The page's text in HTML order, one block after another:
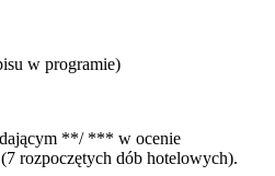
w programie)
**/ *** w ocenie
rozpoczętych dób hotelowych).